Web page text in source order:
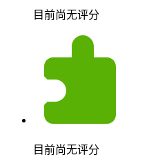
目前尚无评分
目前尚无评分